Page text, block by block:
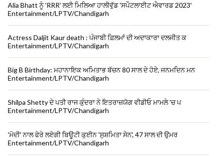
Alia Bhatt ਨੂੰ 'RRR' ਲਈ ਮਿਲਿਆ ਹਾਲੀਵੁੱਡ 'ਸਪੌਟਲਾਈਟ ਐਵਾਰਡ 2023'
Entertainment/LPTV/Chandigarh
Actress Daljit Kaur death : ਪੰਜਾਬੀ ਫ਼ਿਲਮਾਂ ਦੀ ਅਦਾਕਾਰਾ ਦਲਜੀਤ ਕ
Entertainment/LPTV/Chandigarh
Big B Birthday: ਮਹਾਨਾਇਕ ਅਮਿਤਾਭ ਬੱਚਨ 80 ਸਾਲ ਦੇ ਹੋਏ, ਜਨਮਦਿਨ ਮਨ
Entertainment/LPTV/Chandigarh
Shilpa Shetty ਦੇ ਪਤੀ ਰਾਜ ਕੁੰਦਰਾ ਨੇ ਇਤਰਾਜ਼ਯੋਗ ਵੀਡੀਓ ਮਾਮਲੇ 'ਚ ਪ
Entertainment/LPTV/Chandigarh
'ਮੋਦੀ' ਨਾਲ ਫੇਰੇ ਲਏਗੀ ਬਿਊਟੀ ਕੁਈਨ 'ਸੁਸ਼ਮਿਤਾ ਸੇਨ', 47 ਸਾਲ ਦੀ ਉਮਰ
Entertainment/LPTV/Chandigarh